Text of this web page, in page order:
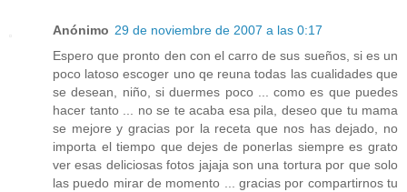
Anónimo 29 de noviembre de 2007 a las 0:17
Espero que pronto den con el carro de sus sueños, si es un
poco latoso escoger uno qe reuna todas las cualidades que
se desean, niño, si duermes poco ... como es que puedes
hacer tanto ... no se te acaba esa pila, deseo que tu mama
se mejore y gracias por la receta que nos has dejado, no
importa el tiempo que dejes de ponerlas siempre es grato
ver esas deliciosas fotos jajaja son una tortura por que solo
las puedo mirar de momento ... gracias por compartirnos tu